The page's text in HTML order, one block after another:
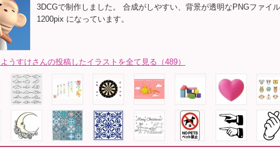
3DCGで制作しました。 合成がしやすい、背景が透明なPNGファイ
1200pix になっています。
うすけさんの投稿したイラストを全て見る（489）